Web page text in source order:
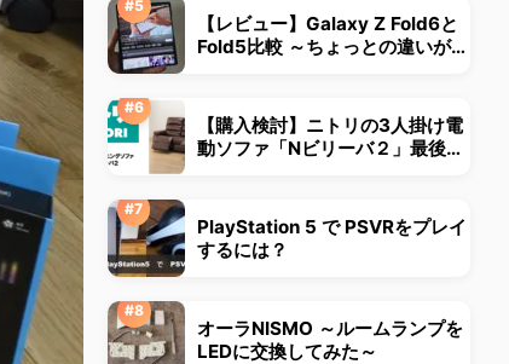
【レビュー】Galaxy Z Fold6と
Fold5比較 ～ちょっとの違いが大
【購入検討】ニトリの3人掛け電
動ソファ「Nビリーバ２」最後ま
PlayStation 5 で PSVRをプレイ
するには？
オーラNISMO ～ルームランプを
LEDに交換してみた～